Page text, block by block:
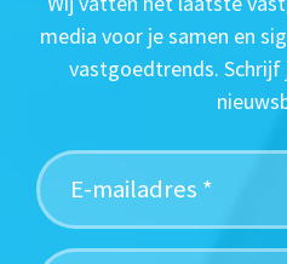
media voor je samen en
vastgoedtrends.